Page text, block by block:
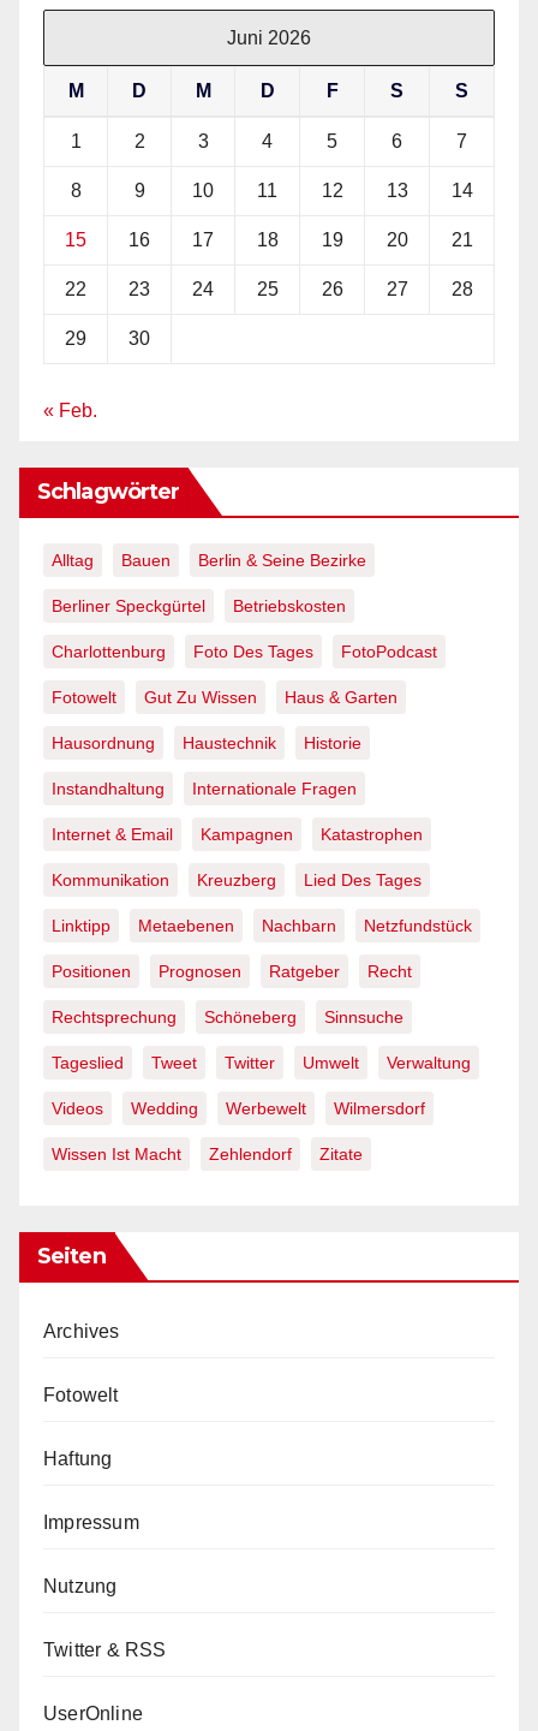
Juni 2026
M D M D F S S
1 2 3 4 5 6 7
8 9 10 11 12 13 14
15 16 17 18 19 20 21
22 23 24 25 26 27 28
29 30
« Feb.
Schlagwörter
Alltag Bauen Berlin & Seine Bezirke
Berliner Speckgürtel Betriebskosten
Charlottenburg Foto Des Tages FotoPodcast
Fotowelt Gut Zu Wissen Haus & Garten
Hausordnung Haustechnik Historie
Instandhaltung Internationale Fragen
Internet & Email Kampagnen Katastrophen
Kommunikation Kreuzberg Lied Des Tages
Linktipp Metaebenen Nachbarn Netzfundstück
Positionen Prognosen Ratgeber Recht
Rechtsprechung Schöneberg Sinnsuche
Tageslied Tweet Twitter Umwelt Verwaltung
Videos Wedding Werbewelt Wilmersdorf
Wissen Ist Macht Zehlendorf Zitate
Seiten
Archives
Fotowelt
Haftung
Impressum
Nutzung
Twitter & RSS
UserOnline